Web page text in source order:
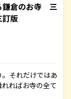
鎌倉のお寺 三
版
それだけではあ
ればお寺の全て